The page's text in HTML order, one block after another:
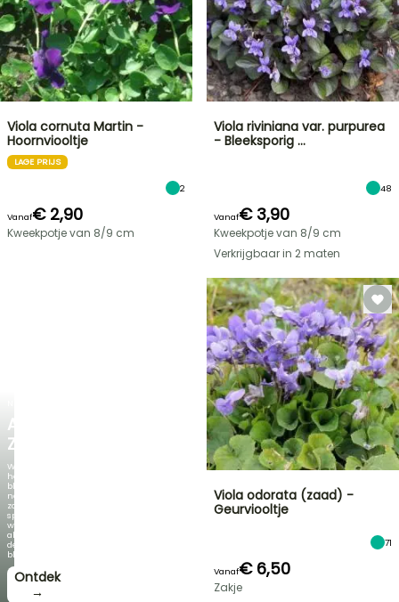
AGAPANTHUS
ZAMBEZI
Wanneer
het
blad
net
zo
spectaculair
wordt
als
de
bloei!
Ontdek
→
Viola cornuta Martin -
Hoornviooltje
LAGE PRIJS
2
Vanaf€ 2,90
Kweekpotje van 8/9 cm
Viola riviniana var. purpurea
- Bleeksporig …
48
Vanaf€ 3,90
Kweekpotje van 8/9 cm
Verkrijgbaar in 2 maten
Viola odorata (zaad) -
Geurviooltje
71
Vanaf€ 6,50
Zakje